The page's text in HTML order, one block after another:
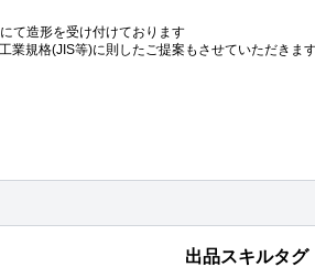
て造形を受け付けております
業規格(JIS等)に則したご提案もさせていただきま
出品スキルタグ